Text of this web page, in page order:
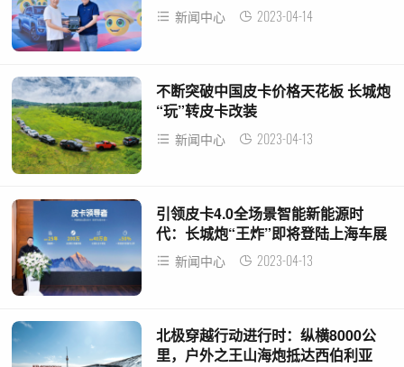
新闻中心 2023-04-14
不断突破中国皮卡价格天花板 长城炮
“玩”转皮卡改装
新闻中心 2023-04-13
引领皮卡4.0全场景智能新能源时
代：长城炮“王炸”即将登陆上海车展
新闻中心 2023-04-13
北极穿越行动进行时：纵横8000公
里，户外之王山海炮抵达西伯利亚